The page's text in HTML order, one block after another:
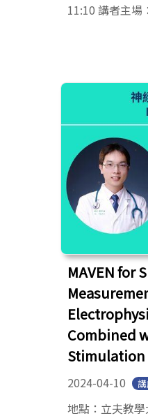
11:10 講者主場
MAVEN for
Combined
Stimulation
2024-04-10
地點：立夫教